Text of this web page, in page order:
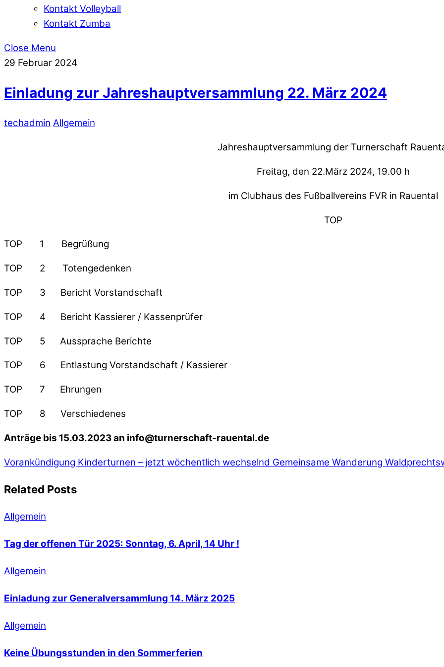
Kontakt Volleyball
Kontakt Zumba
Close Menu
29 Februar 2024
Einladung zur Jahreshauptversammlung 22. März 2024
techadmin Allgemein
Jahreshauptversammlung der Turnerschaft
Freitag, den 22.März 2024, 19.00 h
im Clubhaus des Fußballvereins FVR in Rauental
TOP
TOP 1 Begrüßung
TOP 2 Totengedenken
TOP 3 Bericht Vorstandschaft
TOP 4 Bericht Kassierer / Kassenprüfer
TOP 5 Aussprache Berichte
TOP 6 Entlastung Vorstandschaft / Kassierer
TOP 7 Ehrungen
TOP 8 Verschiedenes
Anträge bis 15.03.2023 an info@turnerschaft-rauental.de
Vorankündigung Kinderturnen – jetzt wöchentlich wechselnd Gemeinsame Wanderung
Related Posts
Allgemein
Tag der offenen Tür 2025: Sonntag, 6. April, 14 Uhr !
Allgemein
Einladung zur Generalversammlung 14. März 2025
Allgemein
Keine Übungsstunden in den Sommerferien